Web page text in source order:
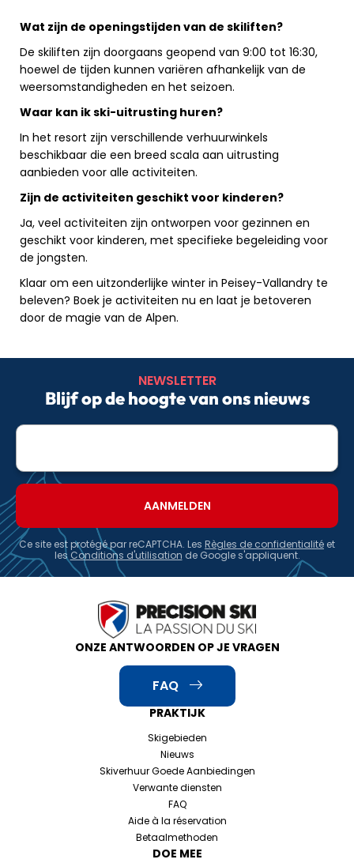
Wat zijn de openingstijden van de skiliften?
De skiliften zijn doorgaans geopend van 9:00 tot 16:30,
hoewel de tijden kunnen variëren afhankelijk van de
weersomstandigheden en het seizoen.
Waar kan ik ski-uitrusting huren?
In het resort zijn verschillende verhuurwinkels
beschikbaar die een breed scala aan uitrusting
aanbieden voor alle activiteiten.
Zijn de activiteiten geschikt voor kinderen?
Ja, veel activiteiten zijn ontworpen voor gezinnen en
geschikt voor kinderen, met specifieke begeleiding voor
de jongsten.
Klaar om een uitzonderlijke winter in Peisey-Vallandry te
beleven? Boek je activiteiten nu en laat je betoveren
door de magie van de Alpen.
NEWSLETTER
Blijf op de hoogte van ons nieuws
E-
Ce site est protégé par reCAPTCHA. Les Règles de confidentialité et
les Conditions d'utilisation de Google s'appliquent.
PRAKTIJK
Skigebieden
Nieuws
Skiverhuur Goede Aanbiedingen
Verwante diensten
FAQ
Aide à la réservation
Betaalmethoden
DOE MEE
ONZE ANTWOORDEN OP JE VRAGEN
FAQ